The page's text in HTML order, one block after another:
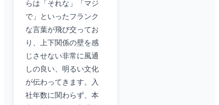
らは「それな」「マジ
で」といったフランク
な言葉が飛び交ってお
り、上下関係の壁を感
じさせない非常に風通
しの良い、明るい文化
が伝わってきます。入
社年数に関わらず、本